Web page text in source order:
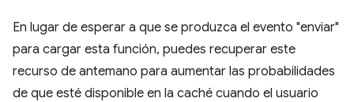
En lugar de esperar a que se produzca el evento "enviar"
para cargar esta función, puedes recuperar este
recurso de antemano para aumentar las probabilidades
de que esté disponible en la caché cuando el usuario